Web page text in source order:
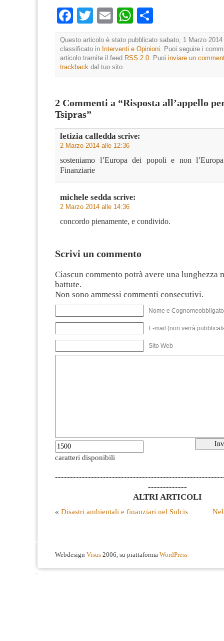
Facebook
TwitterEmailWhatsApp
Questo articolo è stato pubblicato sabato, 1 Marzo
classificato in Interventi e Opinioni. Puoi seguire i
articolo tramite il feed RSS 2.0. Puoi inviare un
trackback dal tuo sito.
2 Commenti a “Risposta all’appello
Tsipras”
letizia calledda scrive:
2 Marzo 2014 alle 12:36
sosteniamo l’Europa dei popoli e non
Finanziarie
michele sedda scrive:
2 Marzo 2014 alle 14:36
concordo pienamente, e condivido.
Scrivi un commento
Ciascun commento potrà avere una lunghezza
battute.
Non sono ammessi commenti consecutivi.
Nome e
E-mail (non verrà
Sito Web
caratteri disponibili
-------------
ALTRI ARTICOLI
« Disastri ambientali e finanziari nel Sulcis
Webdesign Visus 2006, su piattaforma WordPress